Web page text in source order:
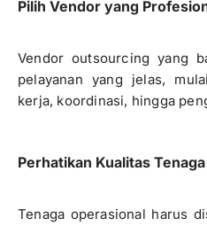
Pilih Vendor yang
Vendor outsourcing yang
pelayanan yang jelas,
kerja, koordinasi, hingga
Perhatikan Kualitas
Tenaga operasional harus